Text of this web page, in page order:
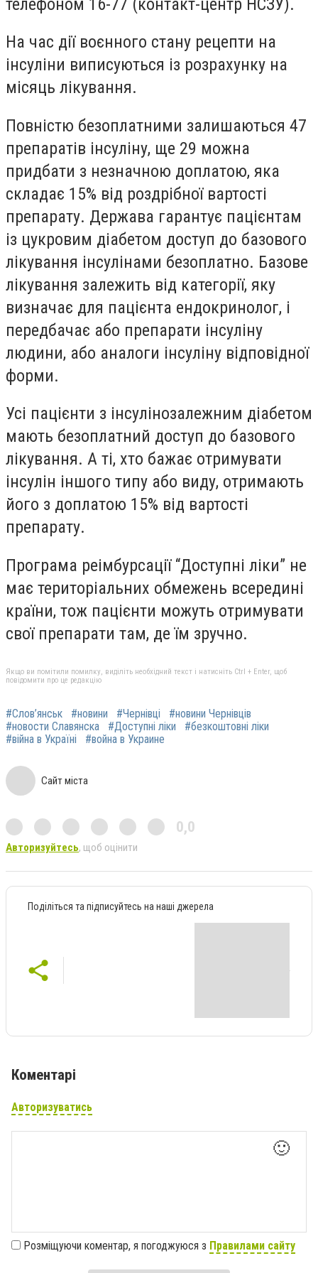
На час дії воєнного стану рецепти на
інсуліни виписуються із розрахунку на
місяць лікування.
Повністю безоплатними залишаються 47
препаратів інсуліну, ще 29 можна
придбати з незначною доплатою, яка
складає 15% від роздрібної вартості
препарату. Держава гарантує пацієнтам
із цукровим діабетом доступ до базового
лікування інсулінами безоплатно. Базове
лікування залежить від категорії, яку
визначає для пацієнта ендокринолог, і
передбачає або препарати інсуліну
людини, або аналоги інсуліну відповідної
форми.
Усі пацієнти з інсулінозалежним діабетом
мають безоплатний доступ до базового
лікування. А ті, хто бажає отримувати
інсулін іншого типу або виду, отримають
його з доплатою 15% від вартості
препарату.
Програма реімбурсації “Доступні ліки” не
має територіальних обмежень всередині
країни, тож пацієнти можуть отримувати
свої препарати там, де їм зручно.
Якщо ви помітили помилку, виділіть необхідний текст і натисніть Ctrl + Enter, щоб
повідомити про це редакцію
#Слов’янськ #новини #Чернівці
#новини Чернівців
#новости Славянска
#Доступні ліки
#безкоштовні ліки
#війна в Україні
#война в Украине
Сайт міста
0,0
Авторизуйтесь, щоб оцінити
Поділіться та підписуйтесь на наші джерела
Коментарі
Авторизуватись
🙂
Розміщуючи коментар, я погоджуюся з Правилами сайту